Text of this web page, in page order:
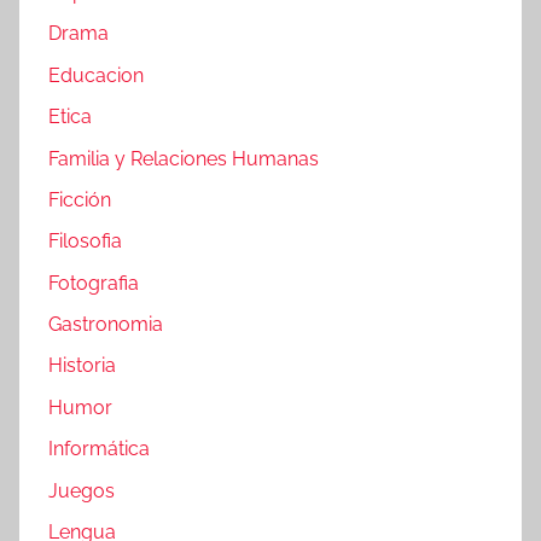
Drama
Educacion
Etica
Familia y Relaciones Humanas
Ficción
Filosofia
Fotografia
Gastronomia
Historia
Humor
Informática
Juegos
Lengua